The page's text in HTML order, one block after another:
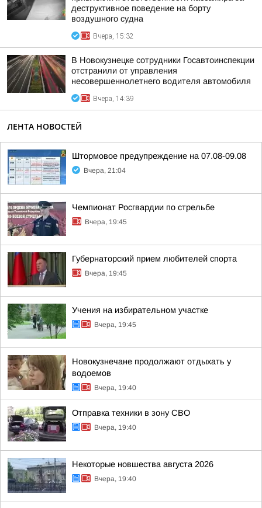
деструктивное поведение на борту
воздушного судна
Вчера, 15:32
В Новокузнецке сотрудники Госавтоинспекции
отстранили от управления
несовершеннолетнего водителя автомобиля
Вчера, 14:39
ЛЕНТА НОВОСТЕЙ
Штормовое предупреждение на 07.08-09.08
Вчера, 21:04
Чемпионат Росгвардии по стрельбе
Вчера, 19:45
Губернаторский прием любителей спорта
Вчера, 19:45
Учения на избирательном участке
Вчера, 19:45
Новокузнечане продолжают отдыхать у
водоемов
Вчера, 19:40
Отправка техники в зону СВО
Вчера, 19:40
Некоторые новшества августа 2026
Вчера, 19:40